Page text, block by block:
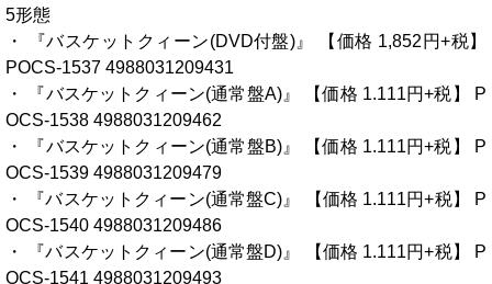
5形態
・ 『バスケットクィーン(DVD付盤)』 【価格 1,852円+税】
POCS-1537 4988031209431
・ 『バスケットクィーン(通常盤A)』 【価格 1.111円+税】 P
OCS-1538 4988031209462
・ 『バスケットクィーン(通常盤B)』 【価格 1.111円+税】 P
OCS-1539 4988031209479
・ 『バスケットクィーン(通常盤C)』 【価格 1.111円+税】 P
OCS-1540 4988031209486
・ 『バスケットクィーン(通常盤D)』 【価格 1.111円+税】 P
OCS-1541 4988031209493